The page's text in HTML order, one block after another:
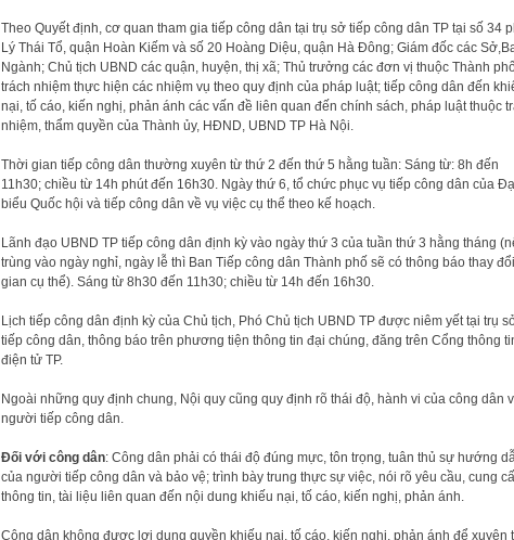
Theo Quyết định, cơ quan tham gia tiếp công dân tại trụ sở tiếp công dân TP tại số 34
Lý Thái Tổ, quận Hoàn Kiếm và số 20 Hoàng Diệu, quận Hà Đông; Giám đốc các
Ngành; Chủ tịch UBND các quận, huyện, thị xã; Thủ trưởng các đơn vị thuộc Thành
trách nhiệm thực hiện các nhiệm vụ theo quy định của pháp luật; tiếp công dân đến
nại, tố cáo, kiến nghị, phản ánh các vấn đề liên quan đến chính sách, pháp luật thuộc
nhiệm, thẩm quyền của Thành ủy, HĐND, UBND TP Hà Nội.
Thời gian tiếp công dân thường xuyên từ thứ 2 đến thứ 5 hằng tuần: Sáng từ: 8h đến
11h30; chiều từ 14h phút đến 16h30. Ngày thứ 6, tổ chức phục vụ tiếp công dân của
biểu Quốc hội và tiếp công dân về vụ việc cụ thể theo kế hoạch.
Lãnh đạo UBND TP tiếp công dân định kỳ vào ngày thứ 3 của tuần thứ 3 hằng tháng
trùng vào ngày nghỉ, ngày lễ thì Ban Tiếp công dân Thành phố sẽ có thông báo thay
gian cụ thể). Sáng từ 8h30 đến 11h30; chiều từ 14h đến 16h30.
Lịch tiếp công dân định kỳ của Chủ tịch, Phó Chủ tịch UBND TP được niêm yết tại trụ
tiếp công dân, thông báo trên phương tiện thông tin đại chúng, đăng trên Cổng thông
điện tử TP.
Ngoài những quy định chung, Nội quy cũng quy định rõ thái độ, hành vi của công dân
người tiếp công dân.
Đối với công dân: Công dân phải có thái độ đúng mực, tôn trọng, tuân thủ sự hướng
của người tiếp công dân và bảo vệ; trình bày trung thực sự việc, nói rõ yêu cầu, cung
thông tin, tài liệu liên quan đến nội dung khiếu nại, tố cáo, kiến nghị, phản ánh.
Công dân không được lợi dụng quyền khiếu nại, tố cáo, kiến nghị, phản ánh để xuyên